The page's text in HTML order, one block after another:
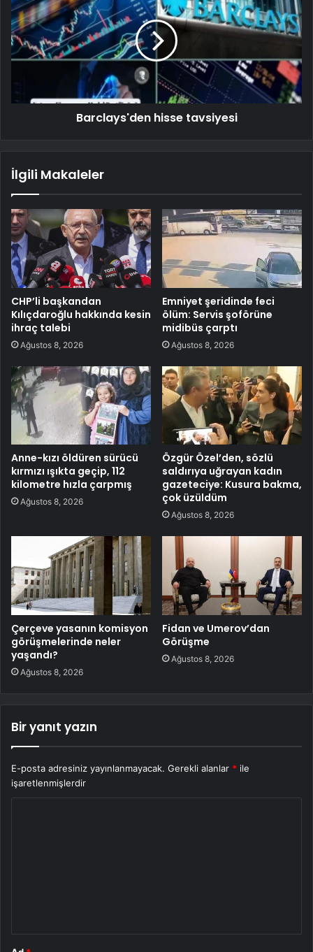
Barclays'den hisse tavsiyesi
İlgili Makaleler
CHP’li başkandan
Kılıçdaroğlu hakkında kesin
ihraç talebi
Ağustos 8, 2026
Emniyet şeridinde feci
ölüm: Servis şoförüne
midibüs çarptı
Ağustos 8, 2026
Anne-kızı öldüren sürücü
kırmızı ışıkta geçip, 112
kilometre hızla çarpmış
Ağustos 8, 2026
Özgür Özel’den, sözlü
saldırıya uğrayan kadın
gazeteciye: Kusura bakma,
çok üzüldüm
Ağustos 8, 2026
Çerçeve yasanın komisyon
görüşmelerinde neler
yaşandı?
Ağustos 8, 2026
Fidan ve Umerov’dan
Görüşme
Ağustos 8, 2026
Bir yanıt yazın
E-posta adresiniz yayınlanmayacak. Gerekli alanlar * ile
işaretlenmişlerdir